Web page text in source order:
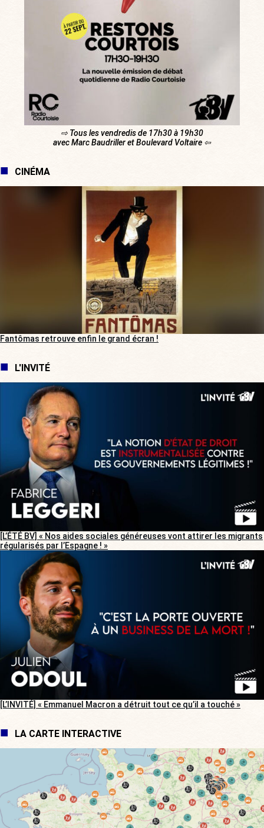
⇨ Tous les vendredis de 17h30 à 19h30
avec Marc Baudriller et Boulevard Voltaire ⇦
CINÉMA
Fantômas retrouve enfin le grand écran !
L'INVITÉ
[L’ÉTÉ BV] « Nos aides sociales généreuses vont attirer les migrants
régularisés par l’Espagne ! »
[L’INVITÉ] « Emmanuel Macron a détruit tout ce qu’il a touché »
LA CARTE INTERACTIVE